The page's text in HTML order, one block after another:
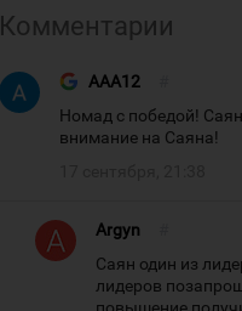
Комментарии
AAA12
Номад с победой!
внимание на Саяна!
Argyn
Саян один из
лидеров